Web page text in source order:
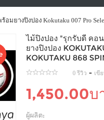
ยางปิงปอง Kokutaku 007 Pro
ไม้ปิงปอง "รุกรับดี คอ
ยางปิงปอง
KOKUTAKU 868
0 รีวิว - เขี
1,450.00บ
ผู้ผลิต: